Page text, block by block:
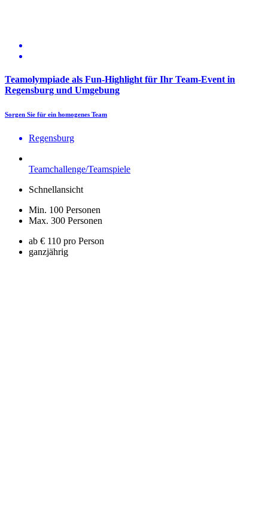
Teamolympiade als Fun-Highlight für Ihr Team-Event in
Regensburg und Umgebung
Sorgen Sie für ein homogenes Team
Regensburg
Teamchallenge/Teamspiele
Schnellansicht
Min. 100 Personen
Max. 300 Personen
ab € 110 pro Person
ganzjährig